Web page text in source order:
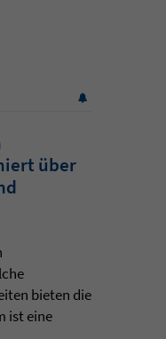
über
bieten die
ist eine